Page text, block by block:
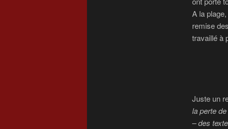
A la
remise
travaillé à
Juste un
la perte
– des